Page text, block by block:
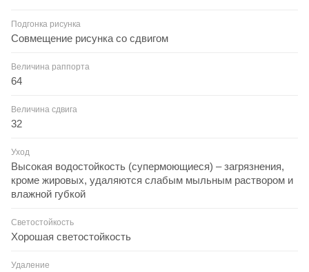
Подгонка рисунка
Совмещение рисунка со сдвигом
Величина раппорта
64
Величина сдвига
32
Уход
Высокая водостойкость (супермоющиеся) – загрязнения,
кроме жировых, удаляются слабым мыльным раствором и
влажной губкой
Светостойкость
Хорошая светостойкость
Удаление